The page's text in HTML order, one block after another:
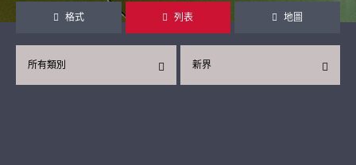
格式 列表 地圖
新界
所有類別